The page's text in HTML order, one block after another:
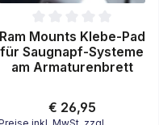
5 Sternen
Durchschnittliche Bewertung
Ram Mounts Klebe-Pad
für Saugnapf-Systeme
am Armaturenbrett
Regulärer Preis:
€ 26,95